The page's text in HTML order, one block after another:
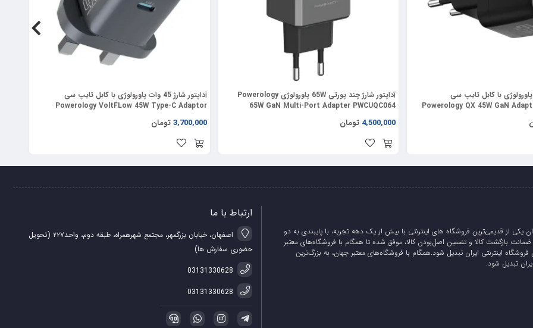
آداپتور شارژ 45W پاورولوژی با کابل تایپ سی
Powerology QX 45W GaN
آداپتور شارژ چند پورتی 65W پاورولوژی Powerology
65W GaN Multi-Port Adapter PWCUQC064
4,500,000 تومان
آداپتور شارژ 45 وات پاورولوژی با کابل تایپ سی
Powerology VoltFLow 45W Type-C Adaptor
3,700,000 تومان
یکی از قدیمی‌ترین فروشگاه های اینترنتی با بیش از یک دهه تجربه، با پایبندی به دو
کلیدی، 5 روز ضمانت بازگشت کالا و تضمین اصل‌بودن کالا، موفق شده تا همگام با فروشگاه‌های معتبر
فروشگاه اینترنتی ایران تبدیل شود.همگام با فروشگاه‌های معتبر جهان، به بزرگ‌ترین
تبدیل شود.
ارتباط با ما
اصفهان، خیابان بزرگمهر، مجتمع شهرهمراه، طبقه دوم، واحد۲۲۷ (تحویل
حضوری سفارش ها)
03131330628
03131330628